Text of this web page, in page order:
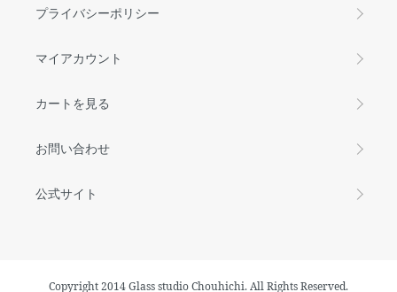
プライバシーポリシー
マイアカウント
カートを見る
お問い合わせ
公式サイト
Copyright 2014 Glass studio Chouhichi. All Rights Reserved.